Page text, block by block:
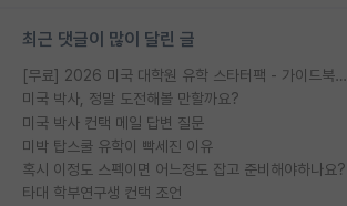
최근 댓글이 많이 달린 글
[무료] 2026 미국 대학원 유학 스타터팩 - 가이드북 & 합격자 컨택메일 템플릿
미국 박사, 정말 도전해볼 만할까요?
미국 박사 컨택 메일 답변 질문
미박 탑스쿨 유학이 빡세진 이유
혹시 이정도 스펙이면 어느정도 잡고 준비해야하나요?
타대 학부연구생 컨택 조언